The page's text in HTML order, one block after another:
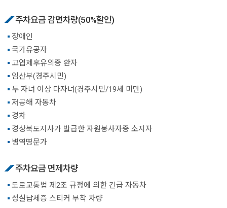
주차요금 감면차량(50%할인)
장애인
국가유공자
고엽제후유의증 환자
임산부(경주시민)
두 자녀 이상 다자녀(경주시민/19세 미만)
저공해 자동차
경차
경상북도지사가 발급한 자원봉사자증 소지자
병역명문가
주차요금 면제차량
도로교통법 제2조 규정에 의한 긴급 자동차
성실납세증 스티커 부착 차량